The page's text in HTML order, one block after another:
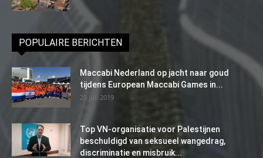
POPULAIRE BERICHTEN
Maccabi Nederland op jacht naar goud
tijdens European Maccabi Games in...
29 juli 2019
Top VN-organisatie voor Palestijnen
beschuldigd van seksueel wangedrag,
discriminatie en misbruik...